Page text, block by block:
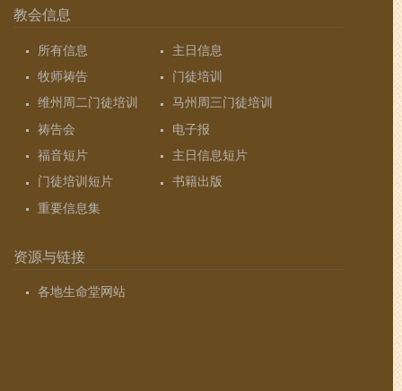
教会信息
所有信息
主日信息
牧师祷告
门徒培训
维州周二门徒培训
马州周三门徒培训
祷告会
电子报
福音短片
主日信息短片
门徒培训短片
书籍出版
重要信息集
资源与链接
各地生命堂网站